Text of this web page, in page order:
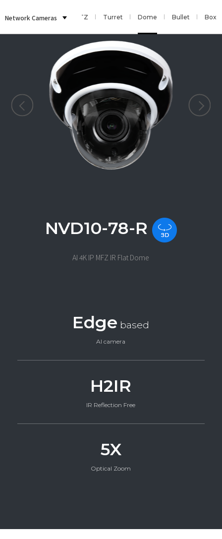
Network Cameras
Fisheye PTZ Turret Dome Bullet Box
NVD10-78-R
AI 4K IP MFZ IR Flat Dome
Edge based
AI camera
H2IR
IR Reflection Free
5X
Optical Zoom